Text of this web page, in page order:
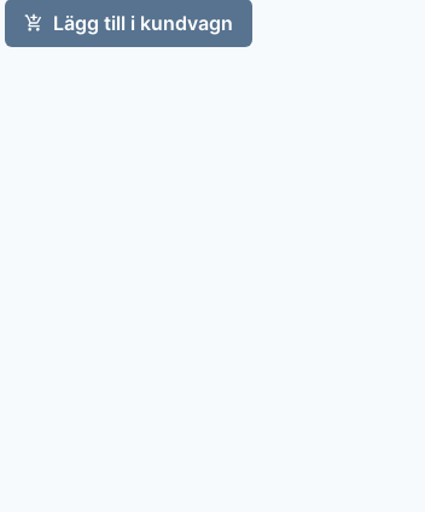
Lägg till i kundvagn